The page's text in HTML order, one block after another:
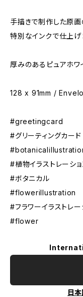
手描きで制作した原
特別なインクで仕上げ
厚みのあるピュアホワ
128 x 91mm /
#greetingcard
#グリーティングカード
#植物イラストレーショ
#ボタニカル
#flowerillustration
#フラワーイラストレー
#flower
日